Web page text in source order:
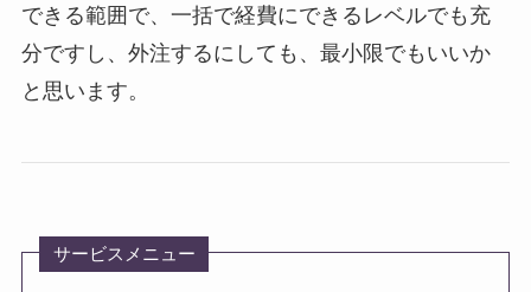
できる範囲で、一括で経費にできるレベルでも充
分ですし、外注するにしても、最小限でもいいか
と思います。
サービスメニュー